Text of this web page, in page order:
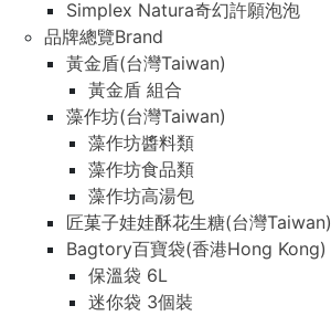
Simplex Natura奇幻許願泡泡
品牌總覽Brand
黃金盾(台灣Taiwan)
黃金盾 組合
藻作坊(台灣Taiwan)
藻作坊醬料類
藻作坊食品類
藻作坊高湯包
匠菓子娃娃酥花生糖(台灣Taiwan)
Bagtory百寶袋(香港Hong Kong)
保溫袋 6L
迷你袋 3個裝